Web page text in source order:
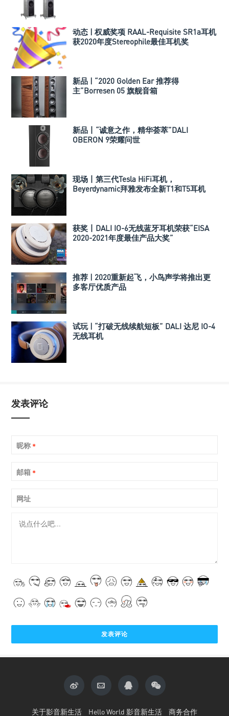
动态 | 权威奖项 RAAL-Requisite SR1a耳机
获2020年度Stereophile最佳耳机奖
新品 | “2020 Golden Ear 推荐得
主”Borresen 05 旗舰音箱
新品丨“诚意之作，精华荟萃”DALI
OBERON 9荣耀问世
现场丨第三代Tesla HiFi耳机，
Beyerdynamic拜雅发布全新T1和T5耳机
获奖丨DALI IO-6无线蓝牙耳机荣获“EISA
2020-2021年度最佳产品大奖”
推荐 | 2020重新起飞，小鸟声学将推出更
多客厅优质产品
试玩 | “打破无线续航短板” DALI 达尼 IO-4
无线耳机
发表评论
昵称 *
邮箱 *
网址
关于影音新生活 Hello World 影音新生活 商务合作